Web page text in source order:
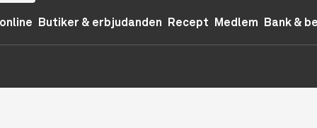
Butiker & erbjudanden Recept Medlem Bank &